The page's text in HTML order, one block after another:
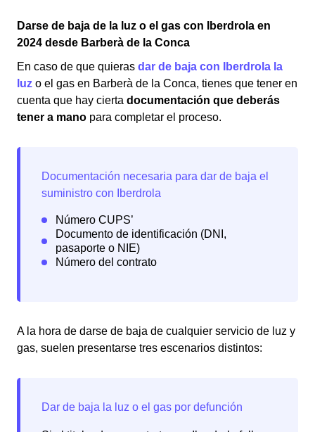
Darse de baja de la luz o el gas con Iberdrola en
2024 desde Barberà de la Conca
En caso de que quieras dar de baja con Iberdrola la
luz o el gas en Barberà de la Conca, tienes que tener en
cuenta que hay cierta documentación que deberás
tener a mano para completar el proceso.
A la hora de darse de baja de cualquier servicio de luz y
gas, suelen presentarse tres escenarios distintos: